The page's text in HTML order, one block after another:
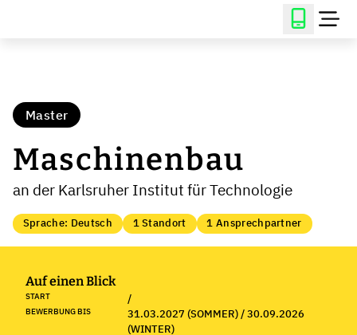
Master
Maschinenbau
an der Karlsruher Institut für Technologie
Sprache: Deutsch 1 Standort 1 Ansprechpartner
Auf einen Blick
START /
BEWERBUNG BIS
31.03.2027 (SOMMER) / 30.09.2026
(WINTER)